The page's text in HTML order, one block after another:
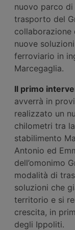
nuovo parco
trasporto del
collaborazione
nuove
ferroviario in
Marcegaglia.
Il primo
avverrà in
realizzato un
chilometri tra
stabilimento
Antonio ed
dell’omonimo
modalità di
soluzioni che
territorio e si
crescita, in
degli Ippoliti.